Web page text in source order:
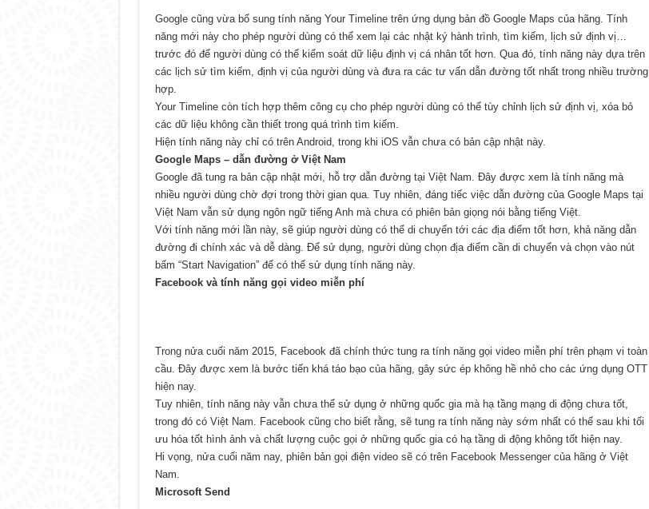
Google cũng vừa bổ sung tính năng Your Timeline trên ứng dụng bản đồ Google Maps của hãng. Tính
năng mới này cho phép người dùng có thể xem lại các nhật ký hành trình, tìm kiếm, lịch sử định vị…
trước đó để người dùng có thể kiểm soát dữ liệu định vị cá nhân tốt hơn. Qua đó, tính năng này dựa trên
các lịch sử tìm kiếm, định vị của người dùng và đưa ra các tư vấn dẫn đường tốt nhất trong nhiều trường
hợp.
Your Timeline còn tích hợp thêm công cụ cho phép người dùng có thể tùy chỉnh lịch sử định vị, xóa bỏ
các dữ liệu không cần thiết trong quá trình tìm kiếm.
Hiện tính năng này chỉ có trên Android, trong khi iOS vẫn chưa có bản cập nhật này.
Google Maps – dẫn đường ở Việt Nam
Google đã tung ra bản cập nhật mới, hỗ trợ dẫn đường tại Việt Nam. Đây được xem là tính năng mà
nhiều người dùng chờ đợi trong thời gian qua. Tuy nhiên, đáng tiếc việc dẫn đường của Google Maps tại
Việt Nam vẫn sử dụng ngôn ngữ tiếng Anh mà chưa có phiên bản giọng nói bằng tiếng Việt.
Với tính năng mới lần này, sẽ giúp người dùng có thể di chuyển tới các địa điểm tốt hơn, khả năng dẫn
đường đi chính xác và dễ dàng. Để sử dụng, người dùng chọn địa điểm cần di chuyển và chọn vào nút
bấm “Start Navigation” để có thể sử dụng tính năng này.
Facebook và tính năng gọi video miễn phí
Trong nửa cuối năm 2015, Facebook đã chính thức tung ra tính năng gọi video miễn phí trên phạm vi toàn
cầu. Đây được xem là bước tiến khá táo bạo của hãng, gây sức ép không hề nhỏ cho các ứng dụng OTT
hiện nay.
Tuy nhiên, tính năng này vẫn chưa thể sử dụng ở những quốc gia mà hạ tầng mạng di động chưa tốt,
trong đó có Việt Nam. Facebook cũng cho biết rằng, sẽ tung ra tính năng này sớm nhất có thể sau khi tối
ưu hóa tốt hình ảnh và chất lượng cuộc gọi ở những quốc gia có hạ tầng di động không tốt hiện nay.
Hi vọng, nửa cuối năm nay, phiên bản gọi điện video sẽ có trên Facebook Messenger của hãng ở Việt
Nam.
Microsoft Send